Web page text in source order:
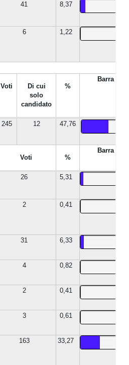
41 8,37
6 1,22
Voti
Di cui
solo
candidato
%
Barra %
245 12 47,76
Voti %
Barra %
26 5,31
2 0,41
31 6,33
4 0,82
2 0,41
3 0,61
163 33,27